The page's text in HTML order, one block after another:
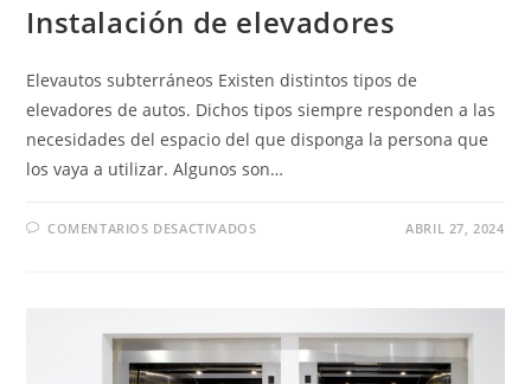
Instalación de elevadores
Elevautos subterráneos Existen distintos tipos de
elevadores de autos. Dichos tipos siempre responden a las
necesidades del espacio del que disponga la persona que
los vaya a utilizar. Algunos son…
COMENTARIOS DESACTIVADOSEN ABRIL 27, 2024